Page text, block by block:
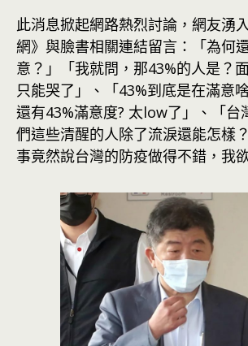
此消息掀起網路熱烈討論，網友湧
網》與臉書相關連結留言：「為何
意？」「我就問，那43%的人是？
只能哭了」、「43%到底是在滿意
還有43%滿意度? 太low了」、「台
們這些清醒的人除了流淚還能怎樣
事竟然說台灣的防疫做得不錯，我